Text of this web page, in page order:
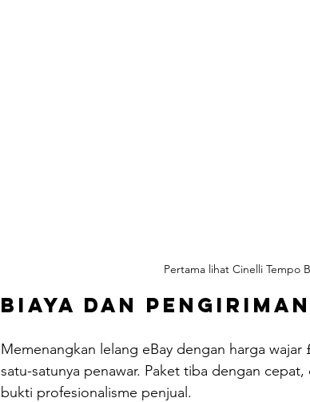
Pertama lihat Cinelli Tempo
Biaya dan Pengiriman
Memenangkan lelang eBay dengan harga wajar
satu-satunya penawar. Paket tiba dengan
bukti profesionalisme penjual.